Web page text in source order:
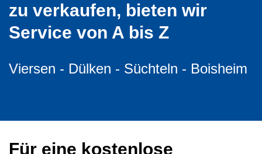
zu verkaufen, bieten wir
Service von A bis Z
Viersen - Dülken - Süchteln - Boisheim
Für eine kostenlose